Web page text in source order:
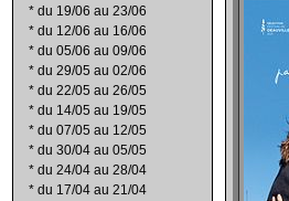
* du 19/06 au 23/06
* du 12/06 au 16/06
* du 05/06 au 09/06
* du 29/05 au 02/06
* du 22/05 au 26/05
* du 14/05 au 19/05
* du 07/05 au 12/05
* du 30/04 au 05/05
* du 24/04 au 28/04
* du 17/04 au 21/04